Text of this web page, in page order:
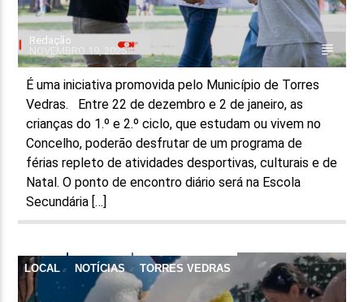
ON FM
Redação
NOVEMBRO 19, 2025
É uma iniciativa promovida pelo Município de Torres
Vedras. Entre 22 de dezembro e 2 de janeiro, as
crianças do 1.º e 2.º ciclo, que estudam ou vivem no
Concelho, poderão desfrutar de um programa de
férias repleto de atividades desportivas, culturais e de
Natal. O ponto de encontro diário será na Escola
Secundária […]
LOCAL NOTÍCIAS TORRES VEDRAS